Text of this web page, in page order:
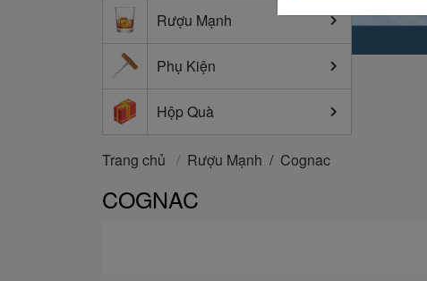
Rượu Mạnh
Phụ Kiện
Hộp Quà
Trang chủ / Rượu Mạnh / Cognac
COGNAC